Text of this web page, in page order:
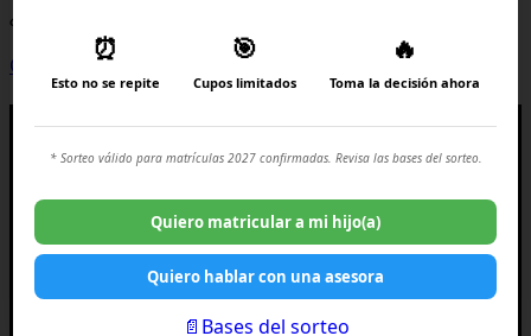
¿Aún no tienes cuenta?
Crear una cuenta
×
⏰
Esto no se repite
🎯
Cupos limitados
🔥
Toma la decisión ahora
* Sorteo válido para matrículas 2027 confirmadas. Revisa las bases del sorteo.
Quiero matricular a mi hijo(a)
Quiero hablar con una asesora
📄Bases del sorteo